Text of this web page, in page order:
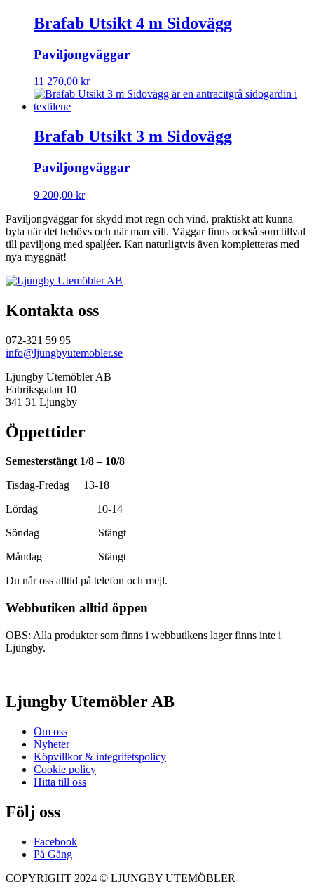
Brafab Utsikt 4 m Sidovägg
Paviljongväggar
11 270,00 kr
Brafab Utsikt 3 m Sidovägg
Paviljongväggar
9 200,00 kr
Paviljongväggar för skydd mot regn och vind, praktiskt att kunna
byta när det behövs och när man vill. Väggar finns också som tillval
till paviljong med spaljéer. Kan naturligtvis även kompletteras med
nya myggnät!
Kontakta oss
072-321 59 95
info@ljungbyutemobler.se
Ljungby Utemöbler AB
Fabriksgatan 10
341 31 Ljungby
Öppettider
Semesterstängt 1/8 – 10/8
Tisdag-Fredag 13-18
Lördag 10-14
Söndag Stängt
Måndag Stängt
Du når oss alltid på telefon och mejl.
Webbutiken alltid öppen
OBS: Alla produkter som finns i webbutikens lager finns inte i
Ljungby.
Ljungby Utemöbler AB
Om oss
Nyheter
Köpvillkor & integritetspolicy
Cookie policy
Hitta till oss
Följ oss
Facebook
På Gång
COPYRIGHT 2024 © LJUNGBY UTEMÖBLER